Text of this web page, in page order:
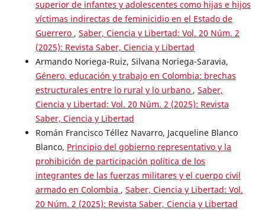
superior de infantes y adolescentes como hijas e hijos
víctimas indirectas de feminicidio en el Estado de
Guerrero , Saber, Ciencia y Libertad: Vol. 20 Núm. 2
(2025): Revista Saber, Ciencia y Libertad
Armando Noriega-Ruiz, Silvana Noriega-Saravia,
Género, educación y trabajo en Colombia: brechas
estructurales entre lo rural y lo urbano , Saber,
Ciencia y Libertad: Vol. 20 Núm. 2 (2025): Revista
Saber, Ciencia y Libertad
Román Francisco Téllez Navarro, Jacqueline Blanco
Blanco, Principio del gobierno representativo y la
prohibición de participación política de los
integrantes de las fuerzas militares y el cuerpo civil
armado en Colombia , Saber, Ciencia y Libertad: Vol.
20 Núm. 2 (2025): Revista Saber, Ciencia y Libertad